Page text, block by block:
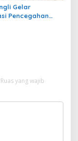
Gelar
Pencegahan
Ruas yang wajib